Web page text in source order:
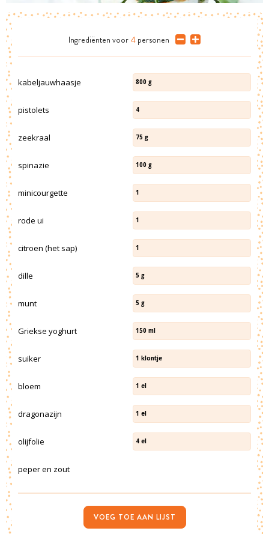
Ingrediënten voor 4 personen
kabeljauwhaasje 800 g
pistolets 4
zeekraal 75 g
spinazie 100 g
minicourgette 1
rode ui 1
citroen (het sap) 1
dille 5 g
munt 5 g
Griekse yoghurt 150 ml
suiker 1 klontje
bloem 1 el
dragonazijn 1 el
olijfolie 4 el
peper en zout
VOEG TOE AAN LIJST